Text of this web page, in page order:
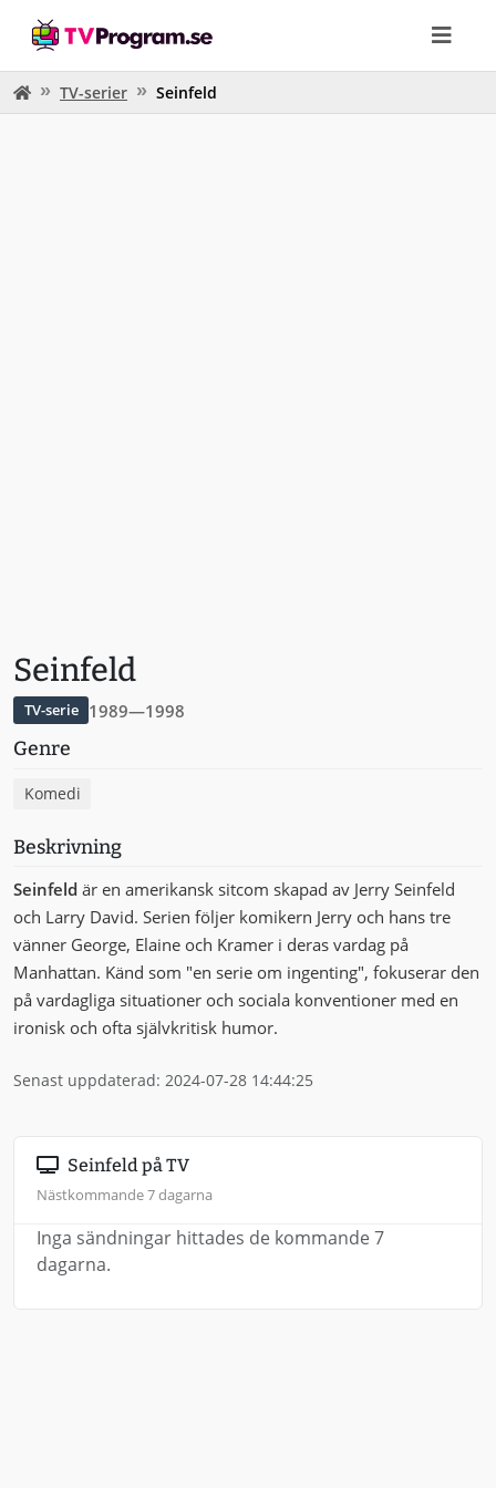
TV-serier Seinfeld
Seinfeld
TV-serie 1989—1998
Genre
Komedi
Beskrivning
Seinfeld är en amerikansk sitcom skapad av Jerry Seinfeld
och Larry David. Serien följer komikern Jerry och hans tre
vänner George, Elaine och Kramer i deras vardag på
Manhattan. Känd som "en serie om ingenting", fokuserar den
på vardagliga situationer och sociala konventioner med en
ironisk och ofta självkritisk humor.
Senast uppdaterad: 2024-07-28 14:44:25
Seinfeld på TV
Nästkommande 7 dagarna
Inga sändningar hittades de kommande 7
dagarna.